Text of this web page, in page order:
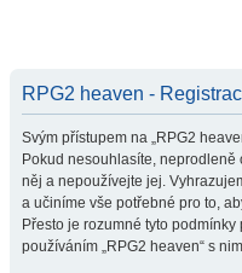
RPG2 heaven -
Svým přístupem na „RPG2
Pokud nesouhlasíte, neprodleně
něj a nepoužívejte jej.
a učiníme vše potřebné pro to,
Přesto je rozumné tyto
používáním „RPG2 heaven“ s